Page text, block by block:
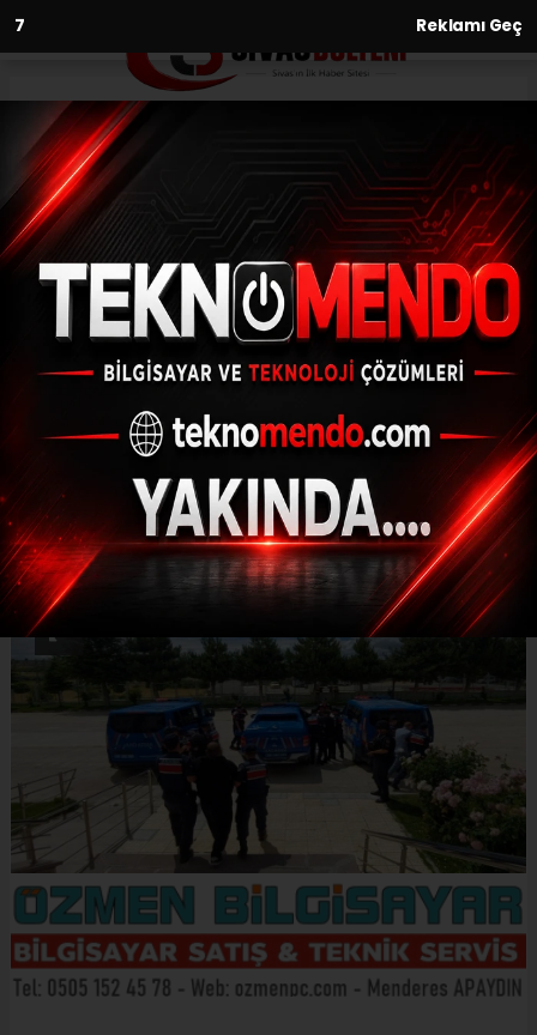
6 Reklamı Geç
Anasayfa Asayiş
Jandarma 12 aranan şahsı
yakalayarak adalete teslim
etti
ASAYIŞ
(İHA) - İhlas Haber Ajansı | 31.07.2024 - 10:33, Güncelleme: 31.07.2024
- 10:08
Jandarma 12 aranan şahsı yakalayarak
adalete teslim etti
ABONE OL